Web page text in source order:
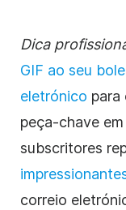
Dica
GIF ao seu
eletrónico para
peça-chave
subscritores
correio